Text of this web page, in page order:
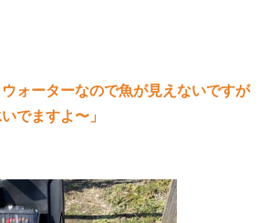
ウォーターなので魚が見えないですが
でますよ〜」